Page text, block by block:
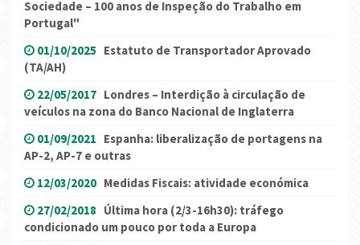
Sociedade – 100 anos de Inspeção do Trabalho em
Portugal"
01/10/2025 Estatuto de Transportador Aprovado
(TA/AH)
22/05/2017 Londres – Interdição à circulação de
veículos na zona do Banco Nacional de Inglaterra
01/09/2021 Espanha: liberalização de portagens na
AP-2, AP-7 e outras
12/03/2020 Medidas Fiscais: atividade económica
27/02/2018 Última hora (2/3-16h30): tráfego
condicionado um pouco por toda a Europa